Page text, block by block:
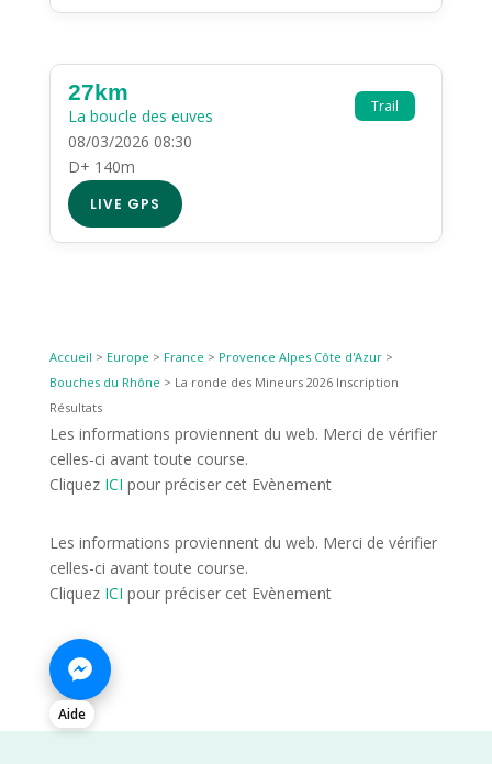
Trail
27km
La boucle des euves
08/03/2026 08:30
D+ 140m
LIVE GPS
Accueil > Europe > France > Provence Alpes Côte d'Azur>
Bouches du Rhône > La ronde des Mineurs 2026 Inscription
Résultats
Les informations proviennent du web. Merci de vérifier
celles-ci avant toute course.
Cliquez ICI pour préciser cet Evènement
Les informations proviennent du web. Merci de vérifier
celles-ci avant toute course.
Cliquez ICI pour préciser cet Evènement
Aide